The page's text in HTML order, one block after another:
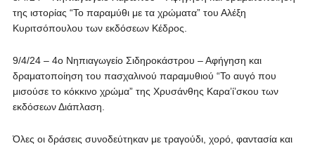
της ιστορίας “Το παραμύθι με τα χρώματα” του Αλέξη
Κυριτσόπουλου των εκδόσεων Κέδρος.
9/4/24 – 4ο Νηπιαγωγείο Σιδηροκάστρου – Αφήγηση και
δραματοποίηση του πασχαλινού παραμυθιού “Το αυγό που
μισούσε το κόκκινο χρώμα” της Χρυσάνθης Καρα’ί’σκου των
εκδόσεων Διάπλαση.
Όλες οι δράσεις συνοδεύτηκαν με τραγούδι, χορό, φαντασία και